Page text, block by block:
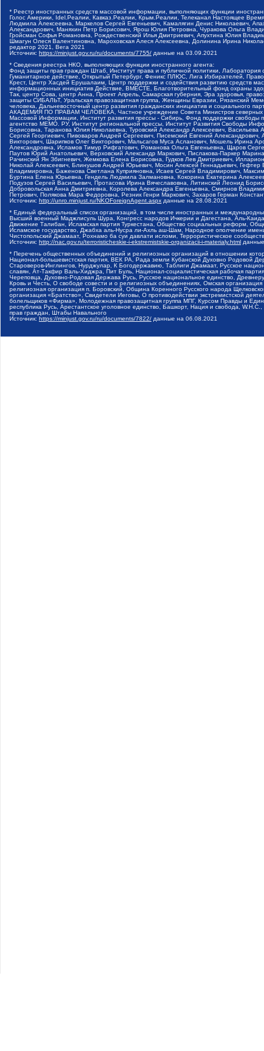
* Реестр иностранных средств массовой информации, выполняющих функции
Голос Америки, Idel.Реалии, Кавказ.Реалии, Крым.Реалии, Телеканал Настоящее
Людмила Алексеевна, Маркелов Сергей Евгеньевич, Камалягин Денис Николаевич,
Александрович, Маняхин Петр Борисович, Ярош Юлия Петровна, Чуракова Ольга
Гройсман Софья Романовна, Рождественский Илья Дмитриевич, Апухтина Юлия
Шмагун Олеся Валентиновна, Мароховская Алеся Алексеевна, Долинина Ирина
редактор 2021, Вега 2021
Источник: https://minjust.gov.ru/ru/documents/7755/ данные на 03.09.2021
* Сведения реестра НКО, выполняющих функции иностранного агента:
Фонд защиты прав граждан Штаб, Институт права и публичной политики,
Гуманитарное действие, Открытый Петербург, Феникс ПЛЮС, Лига Избирателей,
Крест, Центр Хасдей Ерушалаим, Центр поддержки и содействия развитию средств
информационных инициатив Действие, ВМЕСТЕ, Благотворительный фонд охраны
Так, центр Сова, центр Анна, Проект Апрель, Самарская губерния, Эра здоровья,
защиты СИБАЛЬТ, Уральская правозащитная группа, Женщины Евразии, Рязанский
человека, Дальневосточный центр развития гражданских инициатив и социального
АКАДЕМИЯ ПО ПРАВАМ ЧЕЛОВЕКА, Частное учреждение Совета Министров северных
Массовой Информации, Институт развития прессы - Сибирь, Фонд поддержки
агентство МЕМО. РУ, Институт региональной прессы, Институт Развития Свободы
Борисовна, Таранова Юлия Николаевна, Туровский Александр Алексеевич,
Сергей Георгиевич, Пивоваров Андрей Сергеевич, Писемский Евгений
Викторович, Шарипков Олег Викторович, Мальсагов Муса Асланович, Мошель Ирина
Александровна, Исламов Тимур Рифгатович, Романова Ольга Евгеньевна, Щаров
Паутов Юрий Анатольевич, Верховский Александр Маркович, Пислакова-Паркер
Рачинский Ян Збигневич, Жемкова Елена Борисовна, Гудков Лев Дмитриевич,
Николай Алексеевич, Блинушов Андрей Юрьевич, Мосин Алексей Геннадьевич,
Владимировна, Баженова Светлана Куприяновна, Исаев Сергей Владимирович,
Буртина Елена Юрьевна, Гендель Людмила Залмановна, Кокорина Екатерина
Подузов Сергей Васильевич, Протасова Ирина Вячеславовна, Литинский Леонид
Добровольская Анна Дмитриевна, Королева Александра Евгеньевна, Смирнов
Петрович, Полякова Мара Федоровна, Резник Генри Маркович, Захаров Герман
Источник: http://unro.minjust.ru/NKOForeignAgent.aspx данные на 28.08.2021
* Единый федеральный список организаций, в том числе иностранных и
Высший военный Маджлисуль Шура, Конгресс народов Ичкерии и Дагестана, Аль-
Движение Талибан, Исламская партия Туркестана, Общество социальных реформ,
Исламское государство, Джабха аль-Нусра ли-Ахль аш-Шам, Народное ополчение
Чистопольский Джамаат, Рохнамо ба суи давлати исломи, Террористическое
Источник: http://nac.gov.ru/terroristicheskie-i-ekstremistskie-organizacii-i-materialy.html
* Перечень общественных объединений и религиозных организаций в отношении
Национал-большевистская партия, ВЕК РА, Рада земли Кубанской Духовно Родовой
Староверов-Инглингов, Нурджулар, К Богодержавию, Таблиги Джамаат, Русское
славян, Ат-Такфир Валь-Хиджра, Пит Буль, Национал-социалистическая рабочая
Череповца, Духовно-Родовая Держава Русь, Русское национальное единство,
Кровь и Честь, О свободе совести и о религиозных объединениях, Омская
религиозная организация п. Боровский, Община Коренного Русского народа
организация «Братство», Свидетели Иеговы, О противодействии экстремистской
болельщиков «Фирма», Молодежная правозащитная группа МПГ, Курсом Правды и
республика Русь, Арестантское уголовное единство, Башкорт, Нация и свобода,
прав граждан, Штабы Навального
Источник: https://minjust.gov.ru/ru/documents/7822/ данные на 06.08.2021